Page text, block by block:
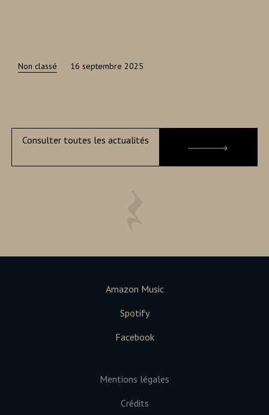
Non classé 16 septembre 2025
Consulter toutes les actualités
Amazon Music
Spotify
Facebook
Mentions légales
Crédits